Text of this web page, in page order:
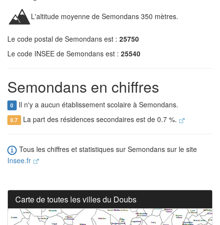
L'altitude moyenne de Semondans 350 mètres.
Le code postal de Semondans est : 25750
Le code INSEE de Semondans est : 25540
Semondans en chiffres
0 Il n'y a aucun établissement scolaire à Semondans.
0.7 La part des résidences secondaires est de 0.7 %.
Tous les chiffres et statistiques sur Semondans sur le site
Insee.fr
Carte de toutes les villes du Doubs